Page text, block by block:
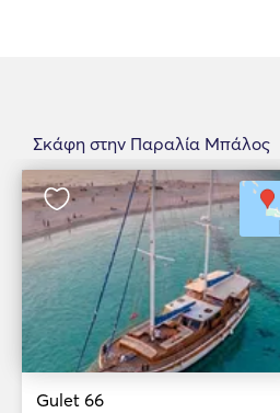
Σκάφη στην Παραλία Μπάλος
Gulet 66